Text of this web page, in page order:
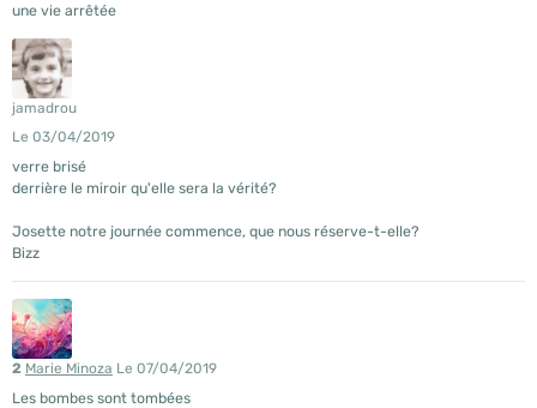
une vie arrêtée
jamadrou
Le 03/04/2019
verre brisé
derrière le miroir qu'elle sera la vérité?
Josette notre journée commence, que nous réserve-t-elle?
Bizz
2 Marie Minoza Le 07/04/2019
Les bombes sont tombées